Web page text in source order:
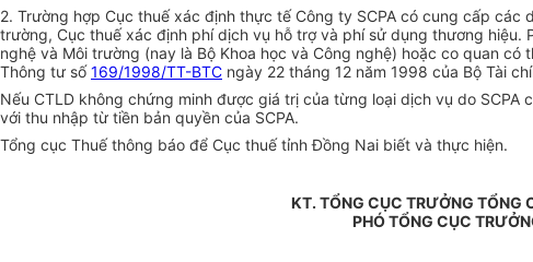
2. Trường hợp Cục thuế xác định thực tế Công ty SCPA có cung cấp
trường, Cục thuế xác định phí dịch vụ hỗ trợ và phí sử dụng thương
nghệ và Môi trường (nay là Bộ Khoa học và Công nghệ) hoặc co quan
Thông tư số169/1998/TT-BTC ngày 22 tháng 12 năm 1998 của Bộ Tài
Nếu CTLD không chứng minh được giá trị của từng loại dịch vụ do
với thu nhập từ tiền bản quyền của SCPA.
Tổng cục Thuế thông báo để Cục thuế tỉnh Đồng Nai biết và thực hiện.
KT. TỔNG CỤC TRƯỞNG TỔNG
PHÓ TỔNG CỤC